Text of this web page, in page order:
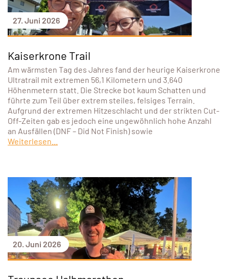
27. Juni 2026
Kaiserkrone Trail
Am wärmsten Tag des Jahres fand der heurige Kaiserkrone
Ultratrail mit extremen 56,1 Kilometern und 3.640
Höhenmetern statt. Die Strecke bot kaum Schatten und
führte zum Teil über extrem steiles, felsiges Terrain.
Aufgrund der extremen Hitzeschlacht und der strikten Cut-
Off-Zeiten gab es jedoch eine ungewöhnlich hohe Anzahl
an Ausfällen (DNF – Did Not Finish) sowie
Weiterlesen...
20. Juni 2026